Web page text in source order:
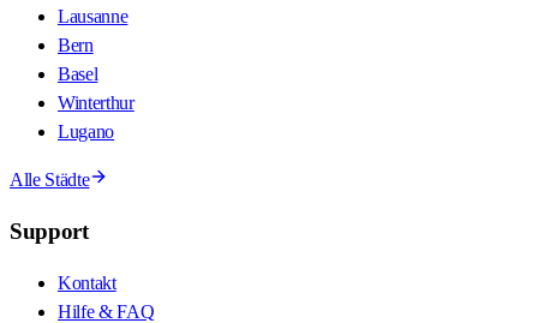
Lausanne
Bern
Basel
Winterthur
Lugano
Alle Städte
Support
Kontakt
Hilfe & FAQ